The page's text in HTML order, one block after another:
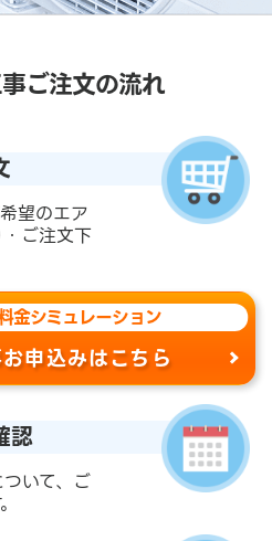
ご注文の流れ
望のエア
ご注文下
金シミュレーション
申込みはこちら
認
いて、ご